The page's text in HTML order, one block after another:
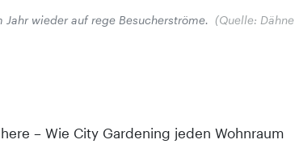
wieder auf rege Besucherströme. (Quelle: Dähne
– Wie City Gardening jeden Wohnraum